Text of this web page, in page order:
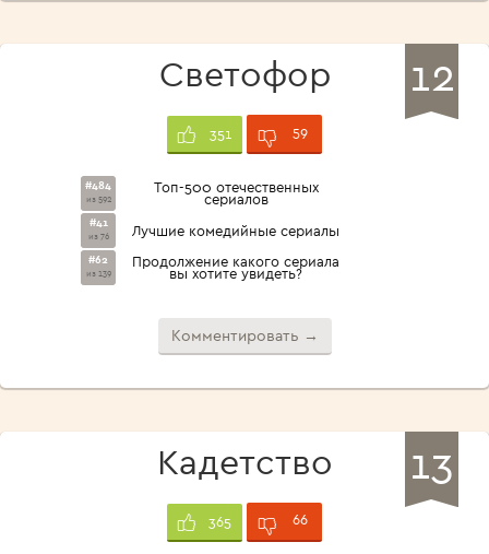
12
Светофор
351 59
#484
из 592
Топ-500 отечественных
сериалов
#41
из 76 Лучшие комедийные сериалы
#62
из 139
Продолжение какого сериала
вы хотите увидеть?
Комментировать →
13
Кадетство
365 66